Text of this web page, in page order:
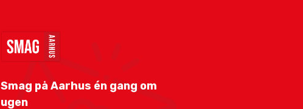
Smag på Aarhus én gang om
ugen